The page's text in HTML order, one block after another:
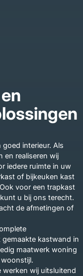
interieur. Als
en realiseren wij
iedere ruimte in uw
of bijkeuken kast
voor een trapkast
u bij ons terecht.
de afmetingen of
gemaakte kastwand in
maatwerk woning
werken wij uitsluitend